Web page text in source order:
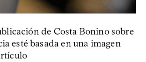
de Costa Bonino sobre
esté basada en una imagen